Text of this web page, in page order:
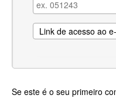
Se este é o seu primeiro